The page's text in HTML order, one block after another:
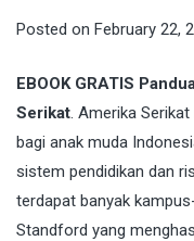
Posted on February 22,
EBOOK GRATIS
Serikat. Amerika
bagi anak muda
sistem pendidikan dan
terdapat banyak
Standford yang